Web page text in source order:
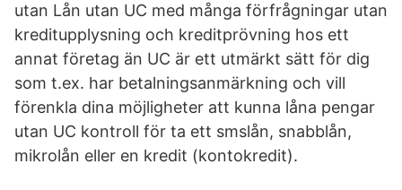
utan Lån utan UC med många förfrågningar utan
kreditupplysning och kreditprövning hos ett
annat företag än UC är ett utmärkt sätt för dig
som t.ex. har betalningsanmärkning och vill
förenkla dina möjligheter att kunna låna pengar
utan UC kontroll för ta ett smslån, snabblån,
mikrolån eller en kredit (kontokredit).